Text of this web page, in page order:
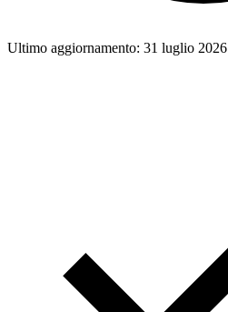
Ultimo aggiornamento: 31 luglio 2026